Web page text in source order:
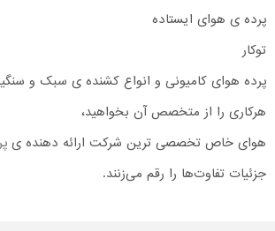
پرده ی هوای ایستاده
توکار
پرده هوای کامیونی و انواع کشنده ی سبک و
هرکاری را از متخصص آن بخواهید،
هوای خاص تخصصی ترین شرکت ارائه دهنده ی
جزئیات تفاوت‌ها را رقم می‌زنند.